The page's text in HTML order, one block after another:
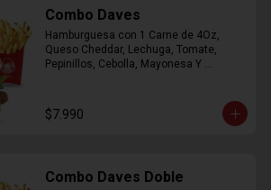
Combo Daves
Hamburguesa con 1 Carne de 4Oz,
Queso Cheddar, Lechuga, Tomate,
Pepinillos, Cebolla, Mayonesa Y
$7.990
Combo Daves Doble